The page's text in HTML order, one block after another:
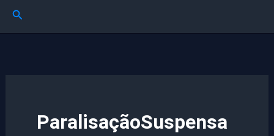
Pesquisar
ParalisaçãoSuspensa